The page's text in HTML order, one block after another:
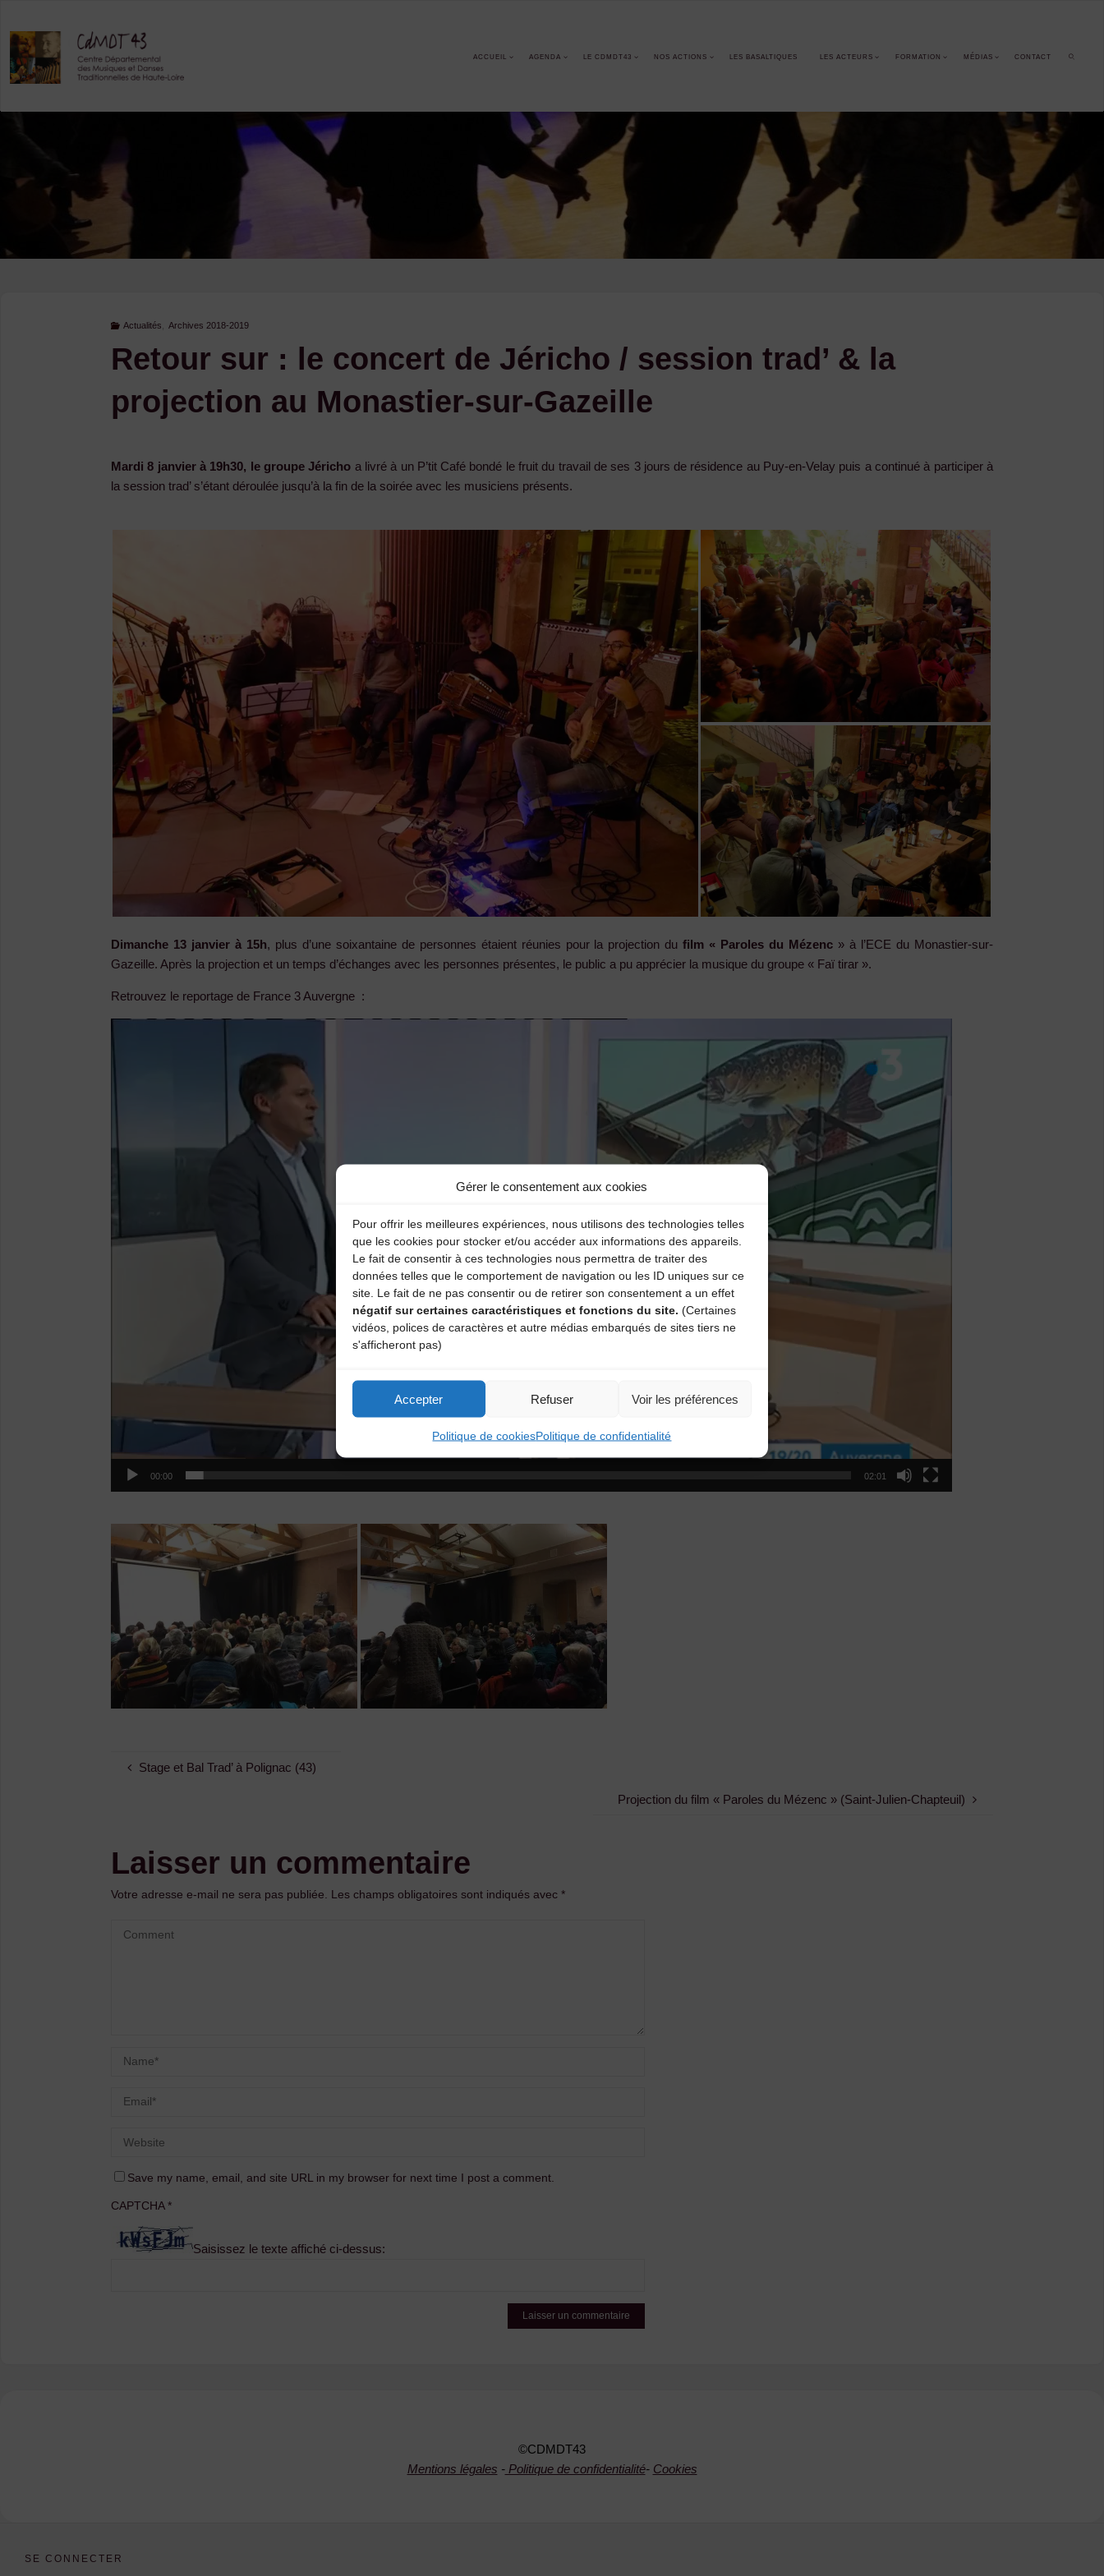
Gérer le consentement aux cookies
Pour offrir les meilleures expériences, nous utilisons des technologies telles
que les cookies pour stocker et/ou accéder aux informations des appareils.
Le fait de consentir à ces technologies nous permettra de traiter des
données telles que le comportement de navigation ou les ID uniques sur ce
site. Le fait de ne pas consentir ou de retirer son consentement a un effet
négatif sur certaines caractéristiques et fonctions du site. (Certaines
vidéos, polices de caractères et autre médias embarqués de sites tiers ne
s'afficheront pas)
Accepter Refuser Voir les préférences
Politique de cookiesPolitique de confidentialité
content
ACCUEIL AGENDA LE CDMDT43 NOS ACTIONS LES BASALTIQUES LES ACTEURS FORMATION MÉDIAS CONTACT
Actualités Archives 2018-2019
Retour sur : le concert de Jéricho / session trad’ & la
projection au Monastier-sur-Gazeille
Mardi 8 janvier à 19h30, le groupe Jéricho a livré à un P’tit Café bondé le fruit du travail de ses 3 jours de résidence au Puy-en-Velay puis a continué à participer à
la session trad’ s’étant déroulée jusqu’à la fin de la soirée avec les musiciens présents.
Dimanche 13 janvier à 15h, plus d’une soixantaine de personnes étaient réunies pour la projection dufilm « Paroles du Mézenc » à l’ECE du Monastier-sur-
Gazeille. Après la projection et un temps d’échanges avec les personnes présentes, le public a pu apprécier la musique du groupe « Faï tirar ».
Retrouvez le reportage de France 3 Auvergne :
00:00 02:01
Stage et Bal Trad’ à Polignac (43)
Projection du film « Paroles du Mézenc » (Saint-Julien-Chapteuil)
Laisser un commentaire
Votre adresse e-mail ne sera pas publiée. Les champs obligatoires sont indiqués avec*
Save my name, email, and site URL in my browser for next time I post a comment.
CAPTCHA*
Saisissez le texte affiché ci-dessus:
©CDMDT43
Mentions légales -Politique de confidentialité- Cookies
SE CONNECTER